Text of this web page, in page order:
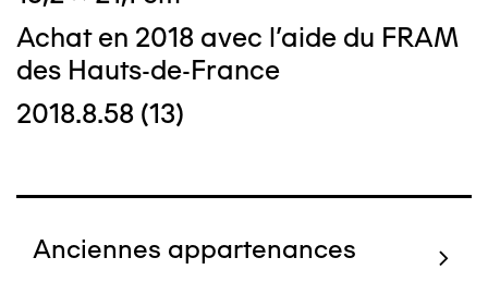
Achat en 2018 avec l'aide du FRAM
des Hauts-de-France
2018.8.58 (13)
Anciennes appartenances